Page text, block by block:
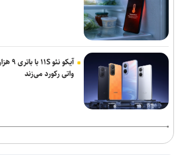
واتی رکورد می‌زند